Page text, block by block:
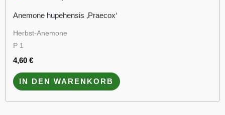
Anemone hupehensis ‚Praecox‘
Herbst-Anemone
P 1
4,60 €
IN DEN WARENKORB